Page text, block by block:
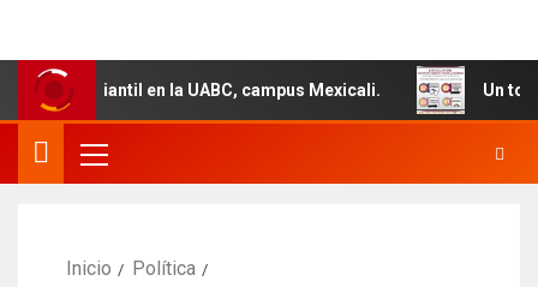
en la UABC, campus Mexicali. Un total de 29
Inicio
Política